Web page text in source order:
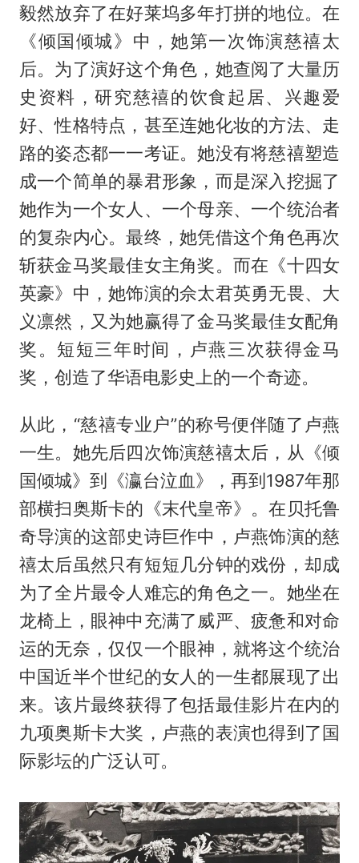
毅然放弃了在好莱坞多年打拼的地位。在
《倾国倾城》中，她第一次饰演慈禧太
后。为了演好这个角色，她查阅了大量历
史资料，研究慈禧的饮食起居、兴趣爱
好、性格特点，甚至连她化妆的方法、走
路的姿态都一一考证。她没有将慈禧塑造
成一个简单的暴君形象，而是深入挖掘了
她作为一个女人、一个母亲、一个统治者
的复杂内心。最终，她凭借这个角色再次
斩获金马奖最佳女主角奖。而在《十四女
英豪》中，她饰演的佘太君英勇无畏、大
义凛然，又为她赢得了金马奖最佳女配角
奖。短短三年时间，卢燕三次获得金马
奖，创造了华语电影史上的一个奇迹。
从此，“慈禧专业户”的称号便伴随了卢燕
一生。她先后四次饰演慈禧太后，从《倾
国倾城》到《瀛台泣血》，再到1987年那
部横扫奥斯卡的《末代皇帝》。在贝托鲁
奇导演的这部史诗巨作中，卢燕饰演的慈
禧太后虽然只有短短几分钟的戏份，却成
为了全片最令人难忘的角色之一。她坐在
龙椅上，眼神中充满了威严、疲惫和对命
运的无奈，仅仅一个眼神，就将这个统治
中国近半个世纪的女人的一生都展现了出
来。该片最终获得了包括最佳影片在内的
九项奥斯卡大奖，卢燕的表演也得到了国
际影坛的广泛认可。